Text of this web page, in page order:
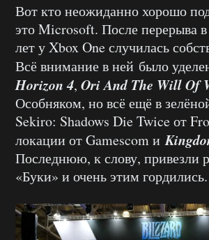
Вот кто неожиданно хорошо
это Microsoft. После перерыва
лет у Xbox One случилась
Всё внимание в ней было
Horizon 4, Ori And The Will Of
Особняком, но всё ещё в
Sekiro: Shadows Die Twice от
локации от Gamescom и
Последнюю, к слову, привезли
«Буки» и очень этим гордились.